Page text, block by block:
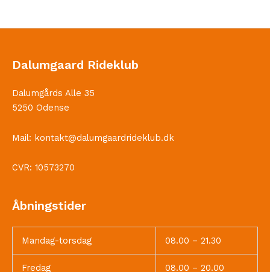
Dalumgaard Rideklub
Dalumgårds Alle 35
5250 Odense
Mail: kontakt@dalumgaardrideklub.dk
CVR: 10573270
Åbningstider
Mandag-torsdag 08.00 – 21.30
Fredag 08.00 – 20.00